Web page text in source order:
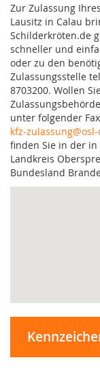
Zur Zulassung
Lausitz in Calau
Schilderkröten.de
schneller und
oder zu den
Zulassungsstelle
8703200. Wollen
unter folgender
kfz-
finden Sie in der in
Landkreis
Bundesland